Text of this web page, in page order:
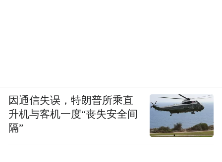
因通信失误，特朗普所乘直
升机与客机一度“丧失安全间
隔”